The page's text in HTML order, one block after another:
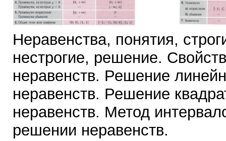
Неравенства, понятия,
нестрогие, решение.
неравенств. Решение
неравенств. Решение
неравенств. Метод
решении неравенств.